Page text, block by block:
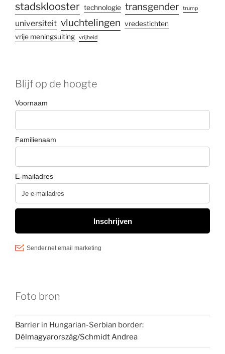
stadsklooster technologie transgender trump
universiteit vluchtelingen vredestichten
vrije meningsuiting
vrijheid
Blijf op de hoogte
Foto bron
Barrier in Hungarian-Serbian border:
Délmagyarország/Schmidt Andrea